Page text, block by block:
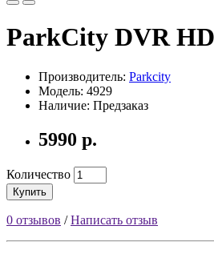
ParkCity DVR
Производитель: Parkcity
Модель: 4929
Наличие: Предзаказ
5990 р.
Количество
Купить
0 отзывов /Написать отзыв